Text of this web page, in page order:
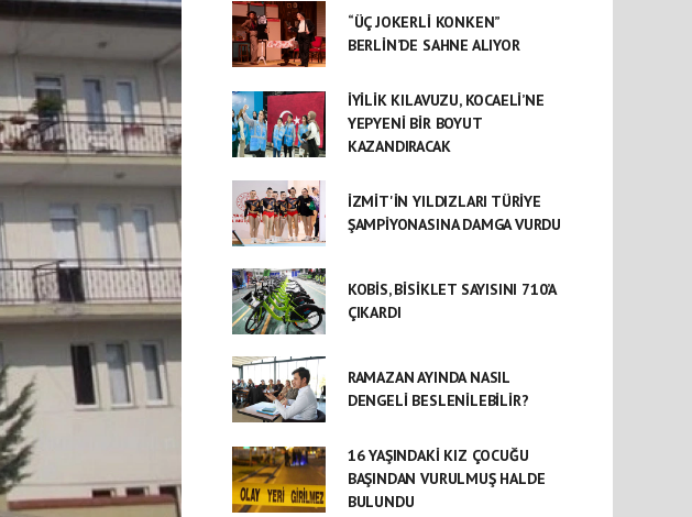
“ÜÇ JOKERLİ KONKEN”
BERLİN’DE SAHNE ALIYOR
İYİLİK KILAVUZU, KOCAELİ’NE
YEPYENİ BİR BOYUT
KAZANDIRACAK
İZMİT'İN YILDIZLARI TÜRİYE
ŞAMPİYONASINA DAMGA VURDU
KOBİS, BİSİKLET SAYISINI 710’A
ÇIKARDI
RAMAZAN AYINDA NASIL
DENGELİ BESLENİLEBİLİR?
16 YAŞINDAKİ KIZ ÇOCUĞU
BAŞINDAN VURULMUŞ HALDE
BULUNDU